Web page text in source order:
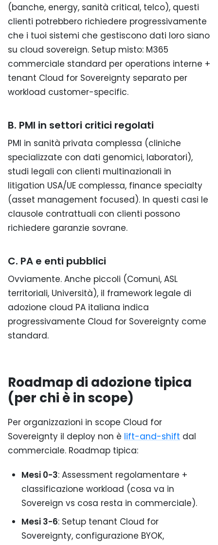
(banche, energy, sanità critical, telco), questi
clienti potrebbero richiedere progressivamente
che i tuoi sistemi che gestiscono dati loro siano
su cloud sovereign. Setup misto: M365
commerciale standard per operations interne +
tenant Cloud for Sovereignty separato per
workload customer-specific.
B. PMI in settori critici regolati
PMI in sanità privata complessa (cliniche
specializzate con dati genomici, laboratori),
studi legali con clienti multinazionali in
litigation USA/UE complessa, finance specialty
(asset management focused). In questi casi le
clausole contrattuali con clienti possono
richiedere garanzie sovrane.
C. PA e enti pubblici
Ovviamente. Anche piccoli (Comuni, ASL
territoriali, Università), il framework legale di
adozione cloud PA italiana indica
progressivamente Cloud for Sovereignty come
standard.
Roadmap di adozione tipica
(per chi è in scope)
Per organizzazioni in scope Cloud for
Sovereignty il deploy non è lift-and-shift dal
commerciale. Roadmap tipica:
Mesi 0-3: Assessment regolamentare +
classificazione workload (cosa va in
Sovereign vs cosa resta in commerciale).
Mesi 3-6: Setup tenant Cloud for
Sovereignty, configurazione BYOK,